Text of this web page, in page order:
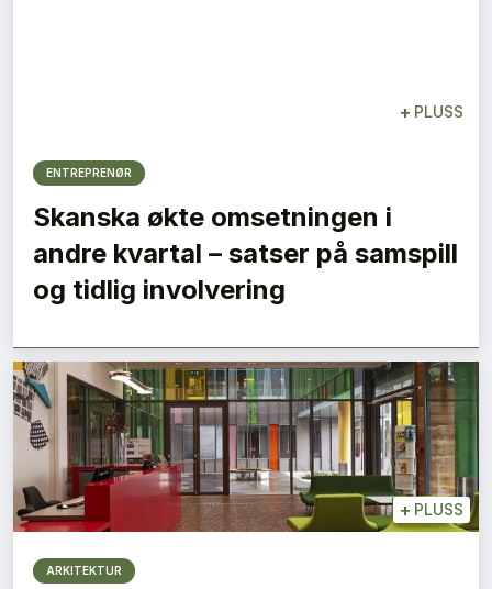
+ PLUSS
ENTREPRENØR
Skanska økte omsetningen i
andre kvartal – satser på samspill
og tidlig involvering
+ PLUSS
ARKITEKTUR